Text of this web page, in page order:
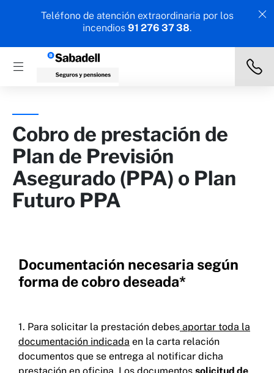
Teléfono de atención extraordinaria por los
incendios 91 276 37 38.
Cobro de prestación de
Plan de Previsión
Asegurado (PPA) o Plan
Futuro PPA​
Documentación necesaria según
forma de cobro deseada*​
1. Para solicitar la prestación debes aportar toda la
documentación indicada en la carta relación
documentos que se entrega al notificar dicha